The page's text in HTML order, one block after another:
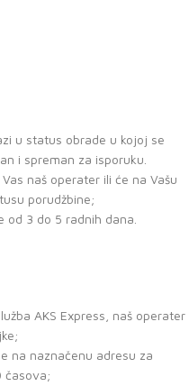
u status obrade u kojoj se
i spreman za isporuku.
naš operater ili će na Vašu
porudžbine;
od 3 do 5 radnih dana.
AKS Express, naš operater
na naznačenu adresu za
časova;